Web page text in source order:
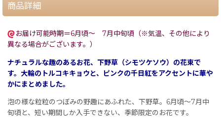
商品詳細
お届け可能時期＝6月頃〜 7月中旬頃（※気温、その他により
異なる場合がございます。）
ナチュラルな趣のあるお花、下野草（シモツケソウ）の花束で
す。大輪のトルコキキョウと、ピンクの千日紅をアクセントに華や
かにまとめました。
泡の様な粒粒のつぼみの野趣にあふれた、下野草。6月頃〜7月中
旬頃と、短い期間しか入手できない、季節限定のお花です。